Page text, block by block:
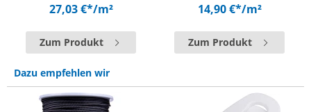
27,03 €*/m²
Zum Produkt
14,90 €*/m²
Zum Produkt
Dazu empfehlen wir